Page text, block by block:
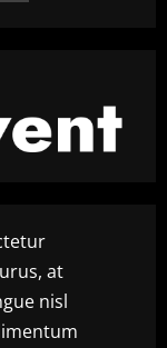
at
nisl